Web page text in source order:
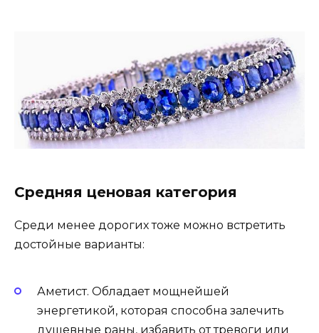
Средняя ценовая категория
Среди менее дорогих тоже можно встретить
достойные варианты:
Аметист. Обладает мощнейшей
энергетикой, которая способна залечить
душевные раны, избавить от тревоги или